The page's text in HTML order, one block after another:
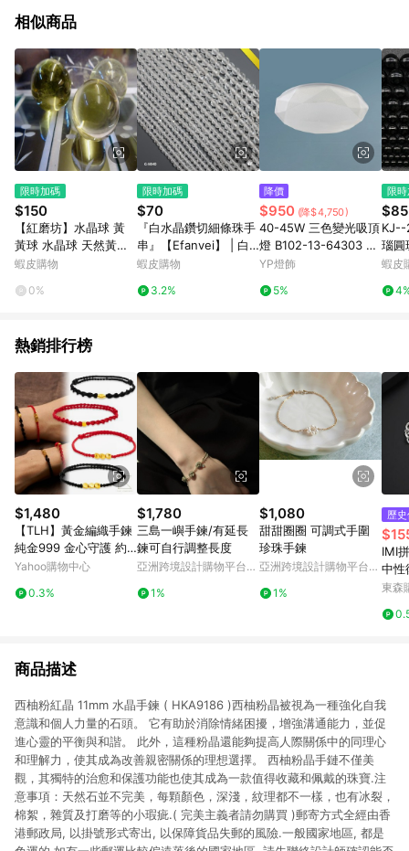
行為，不具贈點資格，部分退款不在此限。 6. APP 請更新至
貨後 45 天後發送。 8. 群眾募資商品，禮物卡，開館保證金，補
運費，攤位費等不具贈點資格。 9. LINE 購物站上之商品規格、
顏色、價位、贈品如與 Pinkoi 商品資訊頁及購物車不符，以
Pinkoi 購物商品資訊頁及購物車標示為準。 10. 點數紅包使用規
則請以點數紅包活動說明為準。 11. 若於 LINE 購物前往 Pinkoi
頁面後才首次下載 Pinkoi APP 並完成訂單，不符合導購資格；承
上，首次下載 Pinkoi APP 後，需透過 LINE 購物前往 Pinkoi 頁
相似商品
限時加碼
$150
【紅磨坊】水晶球 黃
黃球 水晶球 天然黃水
晶球 天然 水晶球 天然
2公分天然黃水晶球
蝦皮購物
0%
限時加碼
$70
『白水晶鑽切細條珠手
串』【Efanvei】 | 白
水晶 | 鑽切水晶 | 細條
晶 | 半成品
蝦皮購物
3.2%
降價
$950 (降$4,750)
40-45W 三色變光吸頂
燈 B102-13-64303 64
304
YP燈飾
5%
限
$85
KJ--
瑙圓
串珠
蝦皮
熱銷排行榜
$1,480
【TLH】黃金編織手鍊
純金999 金心守護 約
重0.03錢±0.01
Yahoo購物中心
0.3%
$1,780
三島一嶼手鍊/有延長
鍊可自行調整長度
亞洲跨境設計購物平台
1%
$1,080
甜甜圈圈 可調式手圍
珍珠手鍊
亞洲跨境設計購物平台
1%
歷
IMI
中性
鈦
東森
商品描述
西柚粉紅晶 11mm 水晶手鍊 ( HKA9186 )西柚粉晶被視為一種強化自我
意識和個人力量的石頭。 它有助於消除情緒困擾，增強溝通能力，並促
進心靈的平衡與和諧。 此外，這種粉晶還能夠提高人際關係中的同理心
和理解力，使其成為改善親密關係的理想選擇。 西柚粉晶手鏈不僅美
觀，其獨特的治愈和保護功能也使其成為一款值得收藏和佩戴的珠寶.注
意事項：天然石並不完美，每顆顏色，深淺，紋理都不一樣，也有冰裂，
棉絮，雜質及打磨等的小瑕疵.( 完美主義者請勿購買 )郵寄方式全經由香
港郵政局, 以掛號形式寄出, 以保障貨品失郵的風險.一般國家地區, 都是